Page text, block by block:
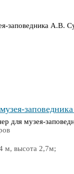
для музея-
м, высота 2,7м;